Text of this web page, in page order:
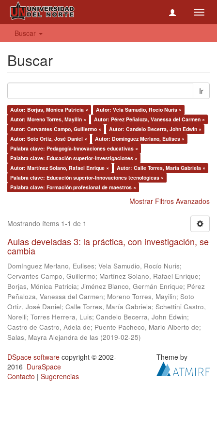
Buscar
Buscar
Ir
Autor: Borjas, Mónica Patricia ×
Autor: Vela Samudio, Rocío Nuris ×
Autor: Moreno Torres, Mayilin ×
Autor: Pérez Peñaloza, Vanessa del Carmen ×
Autor: Cervantes Campo, Guillermo ×
Autor: Candelo Becerra, John Edwin ×
Autor: Soto Ortiz, José Daniel ×
Autor: Domínguez Merlano, Eulises ×
Palabra clave: Pedagogía-Innovaciones educativas ×
Palabra clave: Educación superior-Investigaciones ×
Autor: Martínez Solano, Rafael Enrique ×
Autor: Calle Torres, María Gabriela ×
Palabra clave: Educación superior-Innovaciones tecnológicas ×
Palabra clave: Formación profesional de maestros ×
Mostrar Filtros Avanzados
Mostrando ítems 1-1 de 1
Aulas develadas 3: la práctica, con investigación, se
cambia
Domínguez Merlano, Eulises; Vela Samudio, Rocío Nuris;
Cervantes Campo, Guillermo; Martínez Solano, Rafael Enrique;
Borjas, Mónica Patricia; Jiménez Blanco, Germán Enrique; Pérez
Peñaloza, Vanessa del Carmen; Moreno Torres, Mayilin; Soto
Ortiz, José Daniel; Calle Torres, María Gabriela; Schettini Castro,
Norelli; Torres Herrera, Luis; Candelo Becerra, John Edwin;
Castro de Castro, Adela de; Puente Pacheco, Mario Alberto de;
Salas, Mayra Alejandra de las (2019-02-25)
DSpace software copyright © 2002-
2016 DuraSpace
Contacto | Sugerencias
Theme by